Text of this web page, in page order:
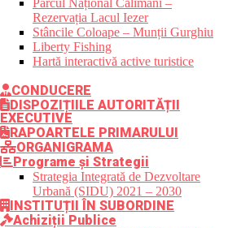
Parcul Național Călimani –
Rezervația Lacul Iezer
Stâncile Coloape – Munții Gurghiu
Liberty Fishing
Hartă interactivă active turistice
CONDUCERE
DISPOZIȚIILE AUTORITĂȚII
EXECUTIVE
RAPOARTELE PRIMARULUI
ORGANIGRAMA
Programe și Strategii
Strategia Integrată de Dezvoltare
Urbană (SIDU) 2021 – 2030
INSTITUȚII ÎN SUBORDINE
Achiziții Publice